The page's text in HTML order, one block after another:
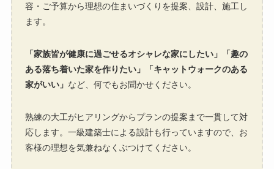
容・ご予算から理想の住まいづくりを提案、設計、施工し
ます。
「家族皆が健康に過ごせるオシャレな家にしたい」「趣の
ある落ち着いた家を作りたい」「キャットウォークのある
家がいい」 など、何でもお聞かせください。
熟練の大工がヒアリングからプランの提案まで一貫して対
応します。一級建築士による設計も行っていますので、お
客様の理想を気兼ねなくぶつけてください。